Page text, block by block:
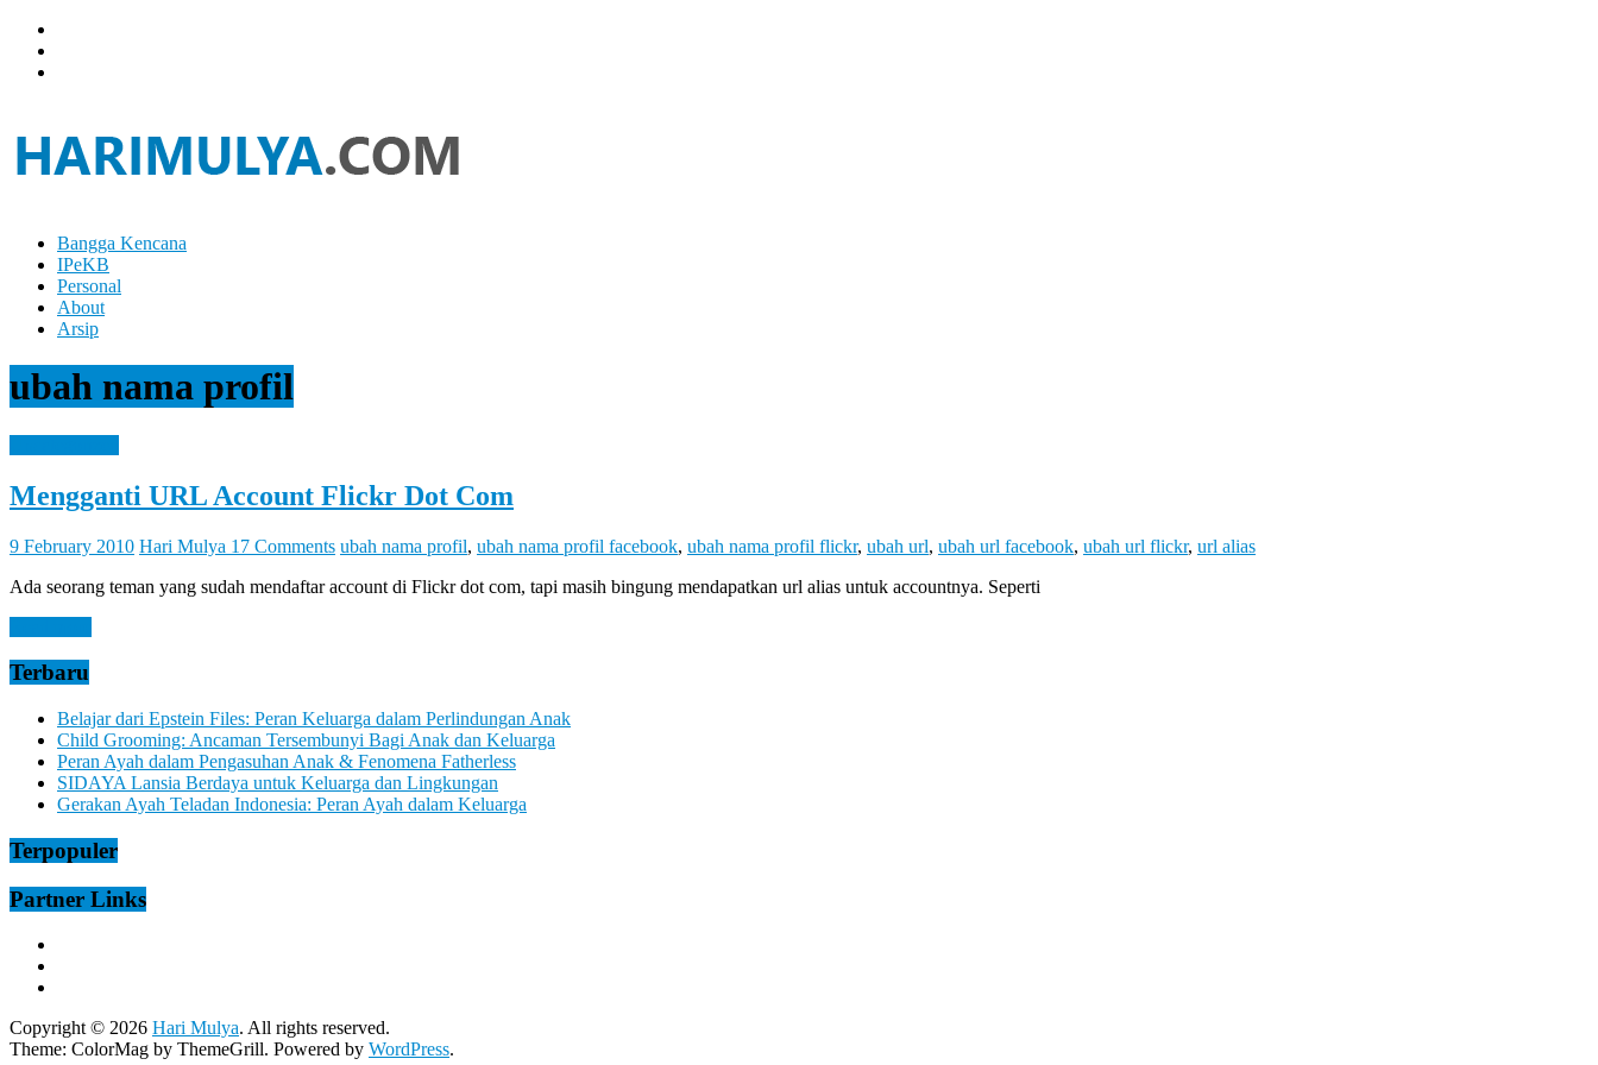
Skip
content
Hari
Mulya
Brain
Can
Analyze
Right
Brain
You
Feel
It
Bangga Kencana
IPeKB
Personal
About
Arsip
ubah nama profil
Mengganti URL Account Flickr Dot Com
9 February 2010 Hari Mulya 17 Comments ubah nama profil, ubah nama profil facebook, ubah nama profil flickr, ubah url, ubah url facebook, ubah url flickr, url alias
Ada seorang teman yang sudah mendaftar account di Flickr dot com, tapi masih bingung mendapatkan url alias untuk accountnya. Seperti
Terbaru
Belajar dari Epstein Files: Peran Keluarga dalam Perlindungan Anak
Child Grooming: Ancaman Tersembunyi Bagi Anak dan Keluarga
Peran Ayah dalam Pengasuhan Anak & Fenomena Fatherless
SIDAYA Lansia Berdaya untuk Keluarga dan Lingkungan
Gerakan Ayah Teladan Indonesia: Peran Ayah dalam Keluarga
Terpopuler
Partner Links
Copyright © 2026 Hari Mulya. All rights reserved.
Theme: ColorMag by ThemeGrill. Powered by WordPress.